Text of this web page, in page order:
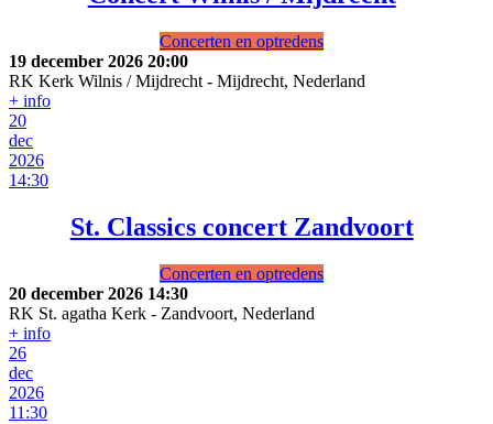
Concerten en optredens
19 december 2026 20:00
RK Kerk Wilnis / Mijdrecht - Mijdrecht, Nederland
+ info
20
dec
2026
14:30
St. Classics concert Zandvoort
Concerten en optredens
20 december 2026 14:30
RK St. agatha Kerk - Zandvoort, Nederland
+ info
26
dec
2026
11:30